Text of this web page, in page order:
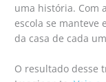
uma história. Com
escola se manteve
da casa de cada
O resultado desse